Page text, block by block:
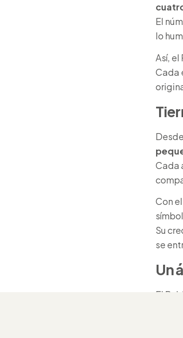
El
lo
Así, el
Cada
Cada
Con
Su
se
Un
El